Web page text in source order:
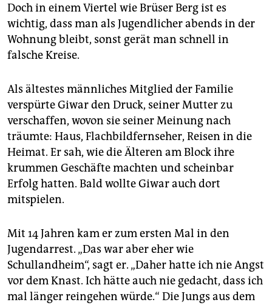
Doch in einem Viertel wie Brüser Berg ist es
wichtig, dass man als Jugendlicher abends in der
Wohnung bleibt, sonst gerät man schnell in
falsche Kreise.
Als ältestes männliches Mitglied der Familie
verspürte Giwar den Druck, seiner Mutter zu
verschaffen, wovon sie seiner Meinung nach
träumte: Haus, Flachbildfernseher, Reisen in die
Heimat. Er sah, wie die Älteren am Block ihre
krummen Geschäfte machten und scheinbar
Erfolg hatten. Bald wollte Giwar auch dort
mitspielen.
Mit 14 Jahren kam er zum ersten Mal in den
Jugendarrest. „Das war aber eher wie
Schullandheim“, sagt er. „Daher hatte ich nie Angst
vor dem Knast. Ich hätte auch nie gedacht, dass ich
mal länger reingehen würde.“ Die Jungs aus dem